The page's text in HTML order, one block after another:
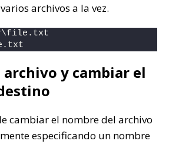
archivos a la vez.
archivo y cambiar el
cambiar el nombre del archivo
especificando un nombre